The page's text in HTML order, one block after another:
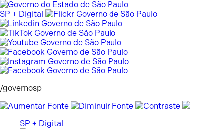
Pular
para
o
conteúdo
SP + Digital
/governosp
SP + Digital